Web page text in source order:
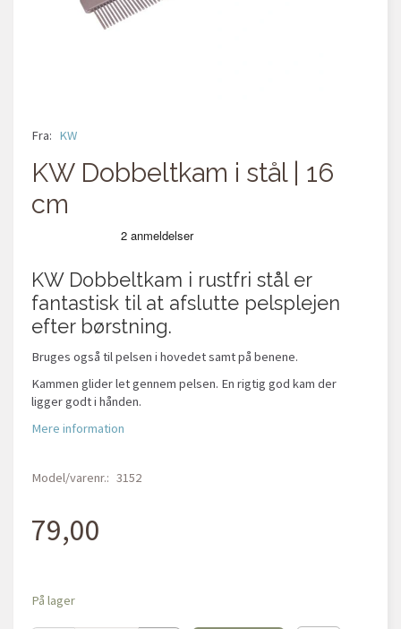
Fra: KW
KW Dobbeltkam i stål | 16
cm
KW Dobbeltkam i rustfri stål er
fantastisk til at afslutte pelsplejen
efter børstning.
Bruges også til pelsen i hovedet samt på benene.
Kammen glider let gennem pelsen. En rigtig god kam der
ligger godt i hånden.
Mere information
Model/varenr.: 3152
79,00
På lager